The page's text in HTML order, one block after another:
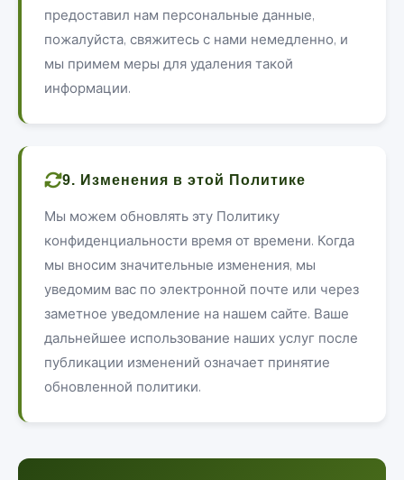
предоставил нам персональные данные,
пожалуйста, свяжитесь с нами немедленно, и
мы примем меры для удаления такой
информации.
9. Изменения в этой Политике
Мы можем обновлять эту Политику
конфиденциальности время от времени. Когда
мы вносим значительные изменения, мы
уведомим вас по электронной почте или через
заметное уведомление на нашем сайте. Ваше
дальнейшее использование наших услуг после
публикации изменений означает принятие
обновленной политики.